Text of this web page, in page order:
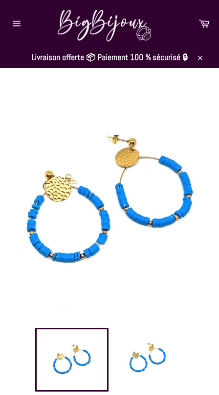
contenu
Livraison offerte 📦 Paiement 100 % sécurisé 🔒
Close